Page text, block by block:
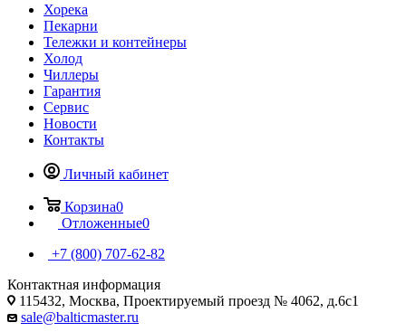
Хорека
Пекарни
Тележки и контейнеры
Холод
Чиллеры
Гарантия
Сервис
Новости
Контакты
Личный кабинет
Корзина0
Отложенные0
+7 (800) 707-62-82
Контактная информация
115432, Москва, Проектируемый проезд № 4062, д.6с1
sale@balticmaster.ru